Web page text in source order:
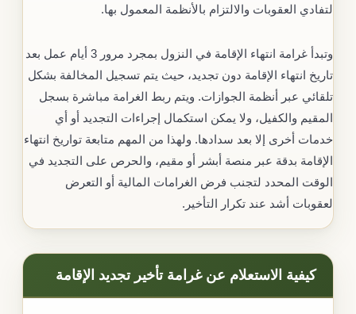
لتفادي العقوبات والالتزام بالأنظمة المعمول بها.
وتبدأ غرامة انتهاء الإقامة في النزول بمجرد مرور 3 أيام عمل بعد
تاريخ انتهاء الإقامة دون تجديد، حيث يتم تسجيل المخالفة بشكل
تلقائي عبر أنظمة الجوازات. ويتم ربط الغرامة مباشرة بسجل
المقيم والكفيل، ولا يمكن استكمال إجراءات التجديد أو أي
خدمات أخرى إلا بعد سدادها. ولهذا من المهم متابعة تواريخ انتهاء
الإقامة بدقة عبر منصة أبشر أو مقيم، والحرص على التجديد في
الوقت المحدد لتجنب فرض الغرامات المالية أو التعرض
لعقوبات أشد عند تكرار التأخير.
كيفية الاستعلام عن غرامة تأخير تجديد الإقامة